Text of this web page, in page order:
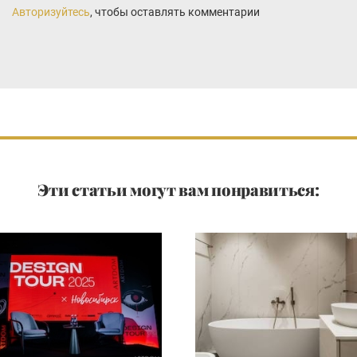
Авторизуйтесь, чтобы оставлять комментарии
Эти статьи могут вам понравиться: